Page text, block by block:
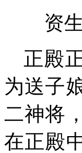
资
正殿
为送子
二神将
在正殿